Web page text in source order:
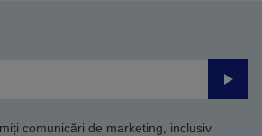
comunicări de marketing, inclusiv